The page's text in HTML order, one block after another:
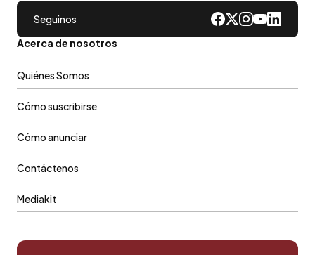
Seguinos
Acerca de nosotros
Quiénes Somos
Cómo suscribirse
Cómo anunciar
Contáctenos
Mediakit